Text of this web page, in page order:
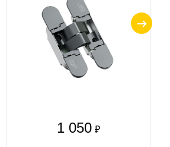
1 050 ₽